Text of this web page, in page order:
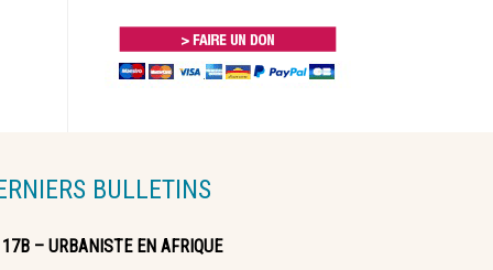
BULLETINS
– URBANISTE EN AFRIQUE